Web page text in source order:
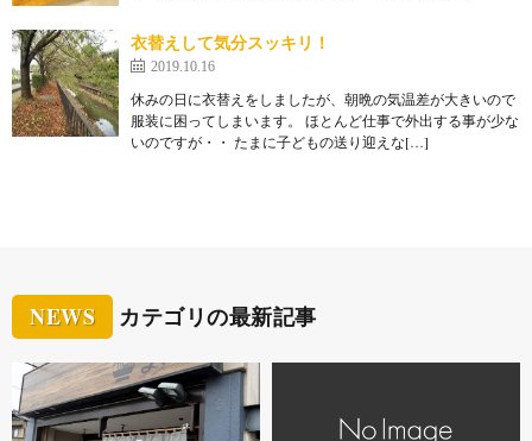
衣替えして気分スッキリ！
2019.10.16
休みの日に衣替えをしましたが、朝晩の気温差が大きいので
服装に困ってしまいます。 ほとんど仕事で外出する事が少な
いのですが・・ たまに子どもの送り迎えな[…]
NEWS カテゴリの最新記事